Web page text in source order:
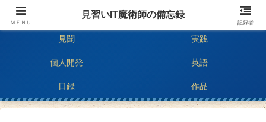
二深すうちのIT技術ブログ
見聞 実践
個人開発 英語
日録 作品
ＭＥＮＵ
見習いIT魔術師の備忘録
記録者